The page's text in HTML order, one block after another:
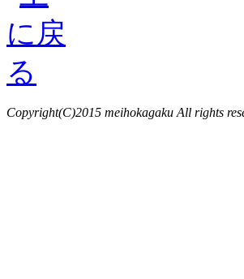
Copyright(C)2015 meihokagaku All rights